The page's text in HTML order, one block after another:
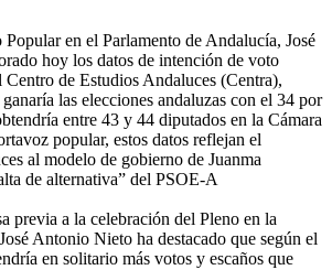
en el Parlamento de Andalucía, José
hoy los datos de intención de voto
de Estudios Andaluces (Centra),
las elecciones andaluzas con el 34 por
entre 43 y 44 diputados en la Cámara
popular, estos datos reflejan el
al modelo de gobierno de Juanma
de alternativa” del PSOE-A
previa a la celebración del Pleno en la
Antonio Nieto ha destacado que según el
en solitario más votos y escaños que